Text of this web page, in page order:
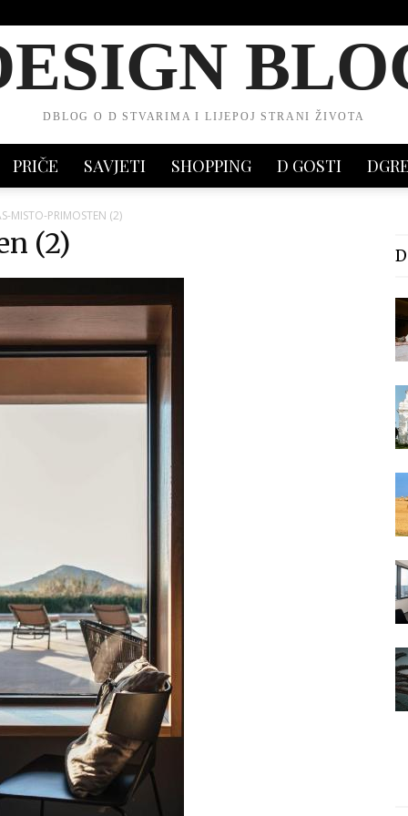
DBLOG O D STVARIMA I LIJEPOJ STRANI ŽIVOTA
PRIČE SAVJETI SHOPPING D GOSTI
MISTO-PRIMOSTEN (2)
(2)